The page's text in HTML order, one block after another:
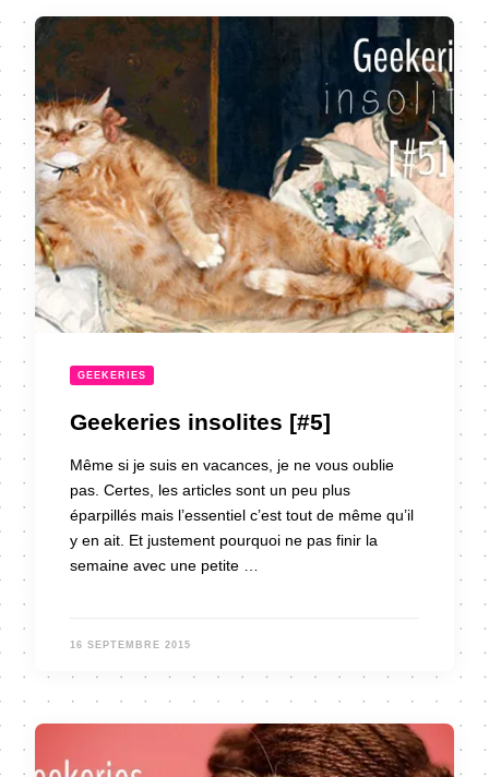
GEEKERIES
Geekeries insolites [#5]
Même si je suis en vacances, je ne vous oublie
pas. Certes, les articles sont un peu plus
éparpillés mais l’essentiel c’est tout de même qu’il
y en ait. Et justement pourquoi ne pas finir la
semaine avec une petite …
16 SEPTEMBRE 2015